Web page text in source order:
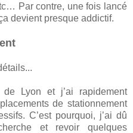
Par contre, une fois lancé
devient presque addictif.
Lyon et j’ai rapidement
de stationnement
C’est pourquoi, j’ai dû
et revoir quelques